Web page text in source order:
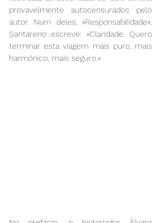
provavelmente autocensurados pelo
autor. Num deles, «Responsabilidade»,
Santareno escreve: «Claridade: Quero
terminar esta viagem mais puro, mais
harmónico, mais seguro.»